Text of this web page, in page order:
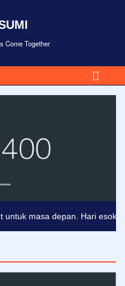
Come Together
masa depan. Hari esok